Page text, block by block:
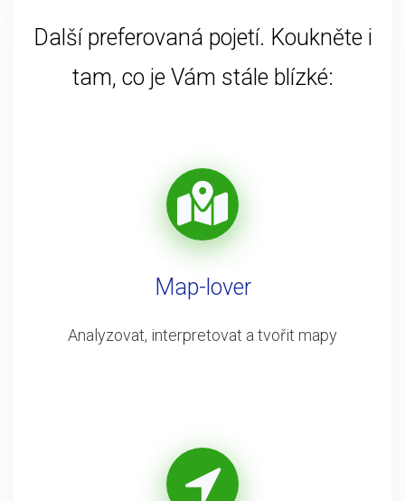
Další preferovaná pojetí. Koukněte i
tam, co je Vám stále blízké:
Map-lover
Analyzovat, interpretovat a tvořit mapy